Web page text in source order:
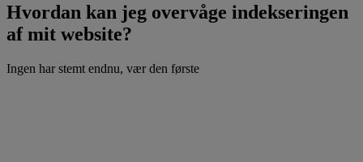
Hvordan kan jeg overvåge indekseringen
af mit website?
Ingen har stemt endnu, vær den første